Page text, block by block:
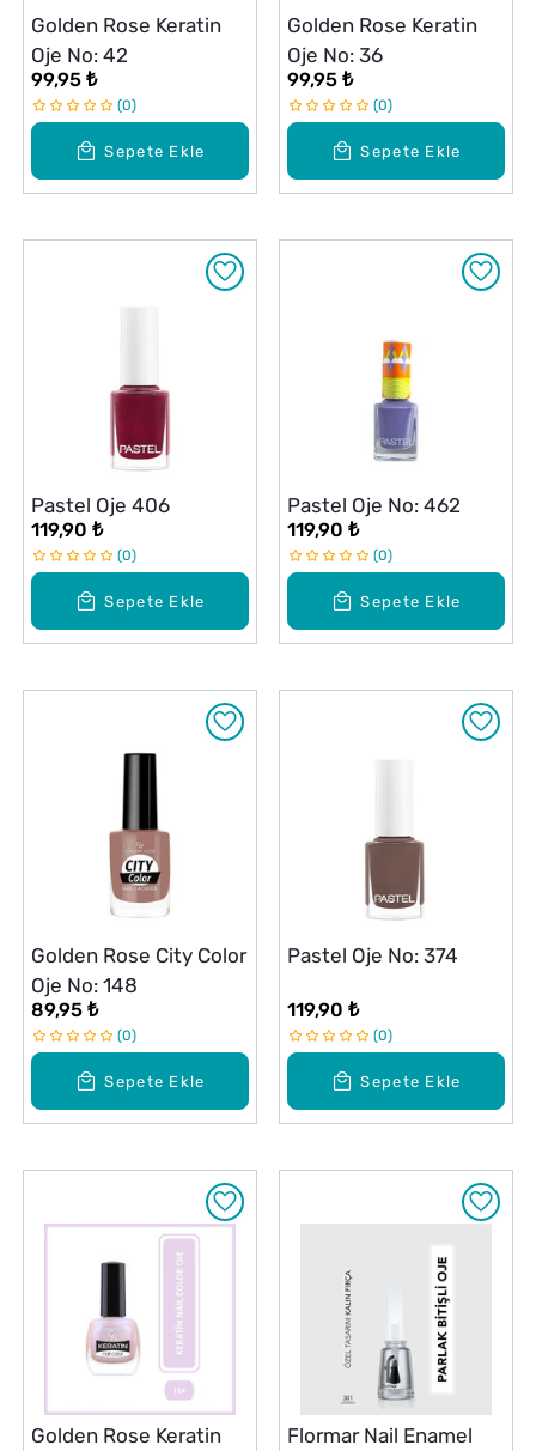
Sepete Ekle
Golden Rose Keratin
Oje No: 42
99,95 ₺
0
Sepete Ekle
Golden Rose Keratin
Oje No: 36
99,95 ₺
0
Sepete Ekle
Pastel Oje 406
119,90 ₺
0
Sepete Ekle
Pastel Oje No: 462
119,90 ₺
0
Sepete Ekle
Golden Rose City Color
Oje No: 148
89,95 ₺
0
Sepete Ekle
Pastel Oje No: 374
119,90 ₺
0
Golden Rose Keratin
Flormar Nail Enamel